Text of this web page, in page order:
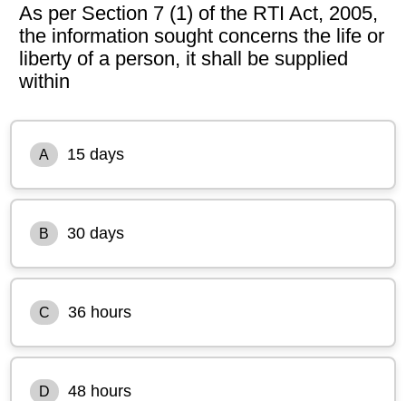
As per Section 7 (1) of the RTI Act, 2005,
the information sought concerns the life or
liberty of a person, it shall be supplied
within
A 15 days
B 30 days
C 36 hours
D 48 hours